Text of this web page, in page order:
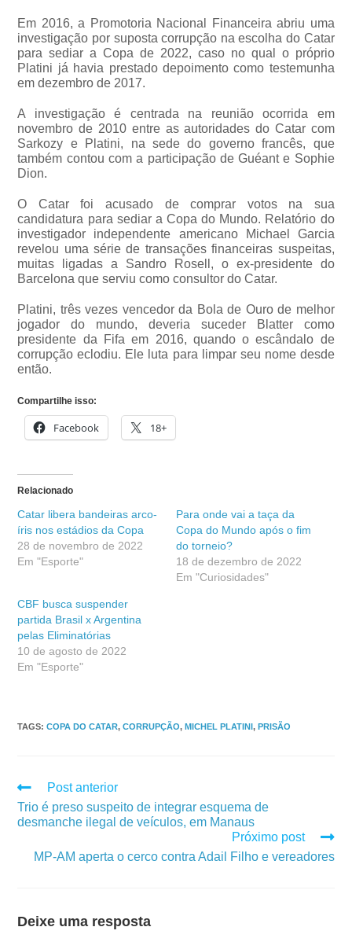
Em 2016, a Promotoria Nacional Financeira abriu uma
investigação por suposta corrupção na escolha do Catar
para sediar a Copa de 2022, caso no qual o próprio
Platini já havia prestado depoimento como testemunha
em dezembro de 2017.
A investigação é centrada na reunião ocorrida em
novembro de 2010 entre as autoridades do Catar com
Sarkozy e Platini, na sede do governo francês, que
também contou com a participação de Guéant e Sophie
Dion.
O Catar foi acusado de comprar votos na sua
candidatura para sediar a Copa do Mundo. Relatório do
investigador independente americano Michael Garcia
revelou uma série de transações financeiras suspeitas,
muitas ligadas a Sandro Rosell, o ex-presidente do
Barcelona que serviu como consultor do Catar.
Platini, três vezes vencedor da Bola de Ouro de melhor
jogador do mundo, deveria suceder Blatter como
presidente da Fifa em 2016, quando o escândalo de
corrupção eclodiu. Ele luta para limpar seu nome desde
então.
Compartilhe isso:
Facebook 18+
Relacionado
Catar libera bandeiras arco-
íris nos estádios da Copa
28 de novembro de 2022
Em "Esporte"
Para onde vai a taça da
Copa do Mundo após o fim
do torneio?
18 de dezembro de 2022
Em "Curiosidades"
CBF busca suspender
partida Brasil x Argentina
pelas Eliminatórias
10 de agosto de 2022
Em "Esporte"
TAGS:COPA DO CATAR, CORRUPÇÃO, MICHEL PLATINI, PRISÃO
Post anterior
Trio é preso suspeito de integrar esquema de
desmanche ilegal de veículos, em Manaus
Próximo post
MP-AM aperta o cerco contra Adail Filho e vereadores
Deixe uma resposta